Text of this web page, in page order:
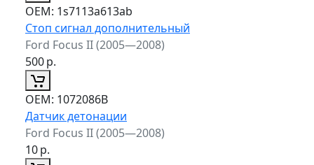
ОЕМ: 1s7113a613ab
Стоп сигнал дополнительный
Ford Focus II (2005—2008)
500р.
ОЕМ: 1072086B
Датчик детонации
Ford Focus II (2005—2008)
10р.